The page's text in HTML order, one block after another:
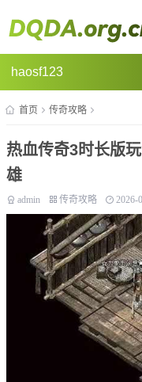
haosf123
首页 传奇攻略
热血传奇3时长版
雄
admin 传奇攻略 2026-